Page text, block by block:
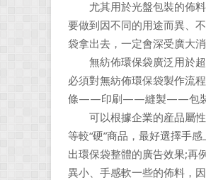
尤其用於光盤包裝的佈料
要做到因不同的用途而異、
袋拿出去，一定會深受廣大消
無紡佈環保袋廣泛用於超
必須對無紡佈環保袋製作
條——印刷——縫製——包裝
可以根據企業的産品屬性
等較“硬”商品，最好選擇手
出環保袋整體的廣告效果;再
異小、手感軟一些的佈料，